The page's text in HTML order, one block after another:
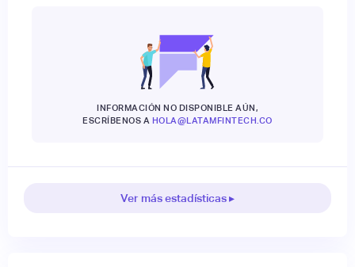
INFORMACIÓN NO DISPONIBLE AÚN,
ESCRÍBENOS A HOLA@LATAMFINTECH.CO
Ver más estadísticas ▸